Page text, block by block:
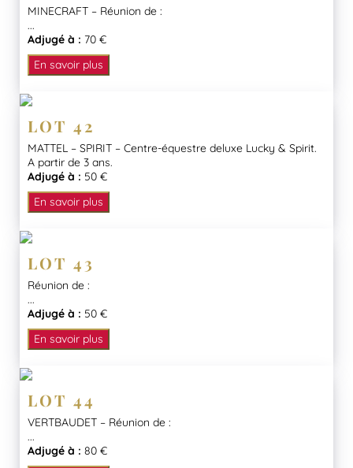
MINECRAFT – Réunion de :
...
Adjugé à : 70 €
En savoir plus
LOT 42
MATTEL – SPIRIT – Centre-équestre deluxe Lucky & Spirit.
A partir de 3 ans.
Adjugé à : 50 €
En savoir plus
LOT 43
Réunion de :
...
Adjugé à : 50 €
En savoir plus
LOT 44
VERTBAUDET – Réunion de :
...
Adjugé à : 80 €